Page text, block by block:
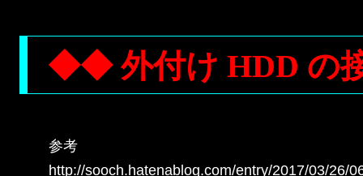
◆◆ 外付け HDD の
参考
http://sooch.hatenablog.com/entry/2017/03/26/